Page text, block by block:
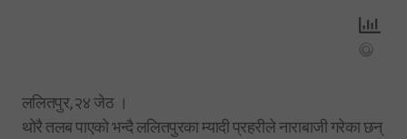
ललितपुर,२४ जेठ ।
थोरै तलब पाएको भन्दै ललितपुरका म्यादी प्रहरीले नाराबाजी गरेका छन्